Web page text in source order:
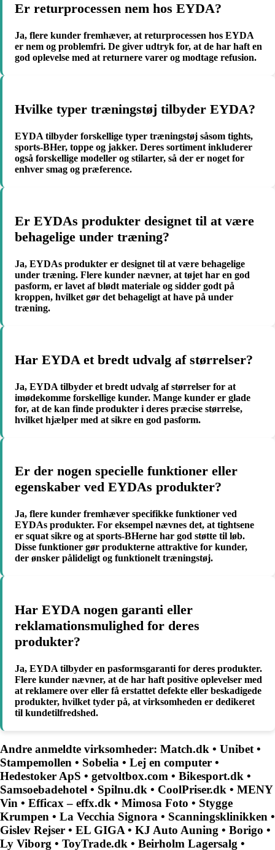
Er returprocessen nem hos EYDA?
Ja, flere kunder fremhæver, at returprocessen hos EYDA
er nem og problemfri. De giver udtryk for, at de har haft en
god oplevelse med at returnere varer og modtage refusion.
Hvilke typer træningstøj tilbyder EYDA?
EYDA tilbyder forskellige typer træningstøj såsom tights,
sports-BHer, toppe og jakker. Deres sortiment inkluderer
også forskellige modeller og stilarter, så der er noget for
enhver smag og præference.
Er EYDAs produkter designet til at være
behagelige under træning?
Ja, EYDAs produkter er designet til at være behagelige
under træning. Flere kunder nævner, at tøjet har en god
pasform, er lavet af blødt materiale og sidder godt på
kroppen, hvilket gør det behageligt at have på under
træning.
Har EYDA et bredt udvalg af størrelser?
Ja, EYDA tilbyder et bredt udvalg af størrelser for at
imødekomme forskellige kunder. Mange kunder er glade
for, at de kan finde produkter i deres præcise størrelse,
hvilket hjælper med at sikre en god pasform.
Er der nogen specielle funktioner eller
egenskaber ved EYDAs produkter?
Ja, flere kunder fremhæver specifikke funktioner ved
EYDAs produkter. For eksempel nævnes det, at tightsene
er squat sikre og at sports-BHerne har god støtte til løb.
Disse funktioner gør produkterne attraktive for kunder,
der ønsker pålideligt og funktionelt træningstøj.
Har EYDA nogen garanti eller
reklamationsmulighed for deres
produkter?
Ja, EYDA tilbyder en pasformsgaranti for deres produkter.
Flere kunder nævner, at de har haft positive oplevelser med
at reklamere over eller få erstattet defekte eller beskadigede
produkter, hvilket tyder på, at virksomheden er dedikeret
til kundetilfredshed.
Andre anmeldte virksomheder: Match.dk • Unibet •
Stampemollen • Sobelia • Lej en computer •
Hedestoker ApS • getvoltbox.com • Bikesport.dk •
Samsoebadehotel • Spilnu.dk • CoolPriser.dk • MENY
Vin • Efficax – effx.dk • Mimosa Foto • Stygge
Krumpen • La Vecchia Signora • Scanningsklinikken •
Gislev Rejser • EL GIGA • KJ Auto Auning • Borigo •
Ly Viborg • ToyTrade.dk • Beirholm Lagersalg •